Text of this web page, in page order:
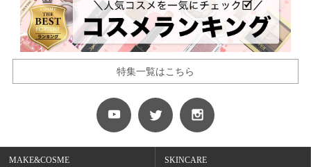
特集一覧はこちら
MAKE&COSME SKINCARE